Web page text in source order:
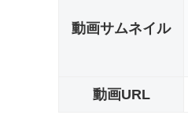
動画サムネイル
動画URL